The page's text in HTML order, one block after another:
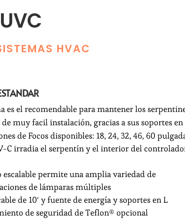
HVAC
es el recomendable para mantener los
muy facil instalación, gracias a sus soportes en
de Focos disponibles: 18, 24, 32, 46, 60
C irradia el serpentín y el interior del
escalable permite una amplia variedad de
de lámparas múltiples
de 10′ y fuente de energía y soportes en L
de seguridad de Teflon® opcional